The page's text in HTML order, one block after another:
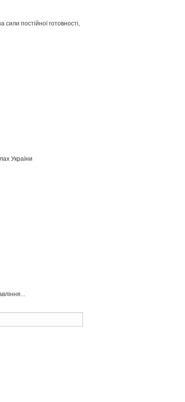
постійної готовності,
України